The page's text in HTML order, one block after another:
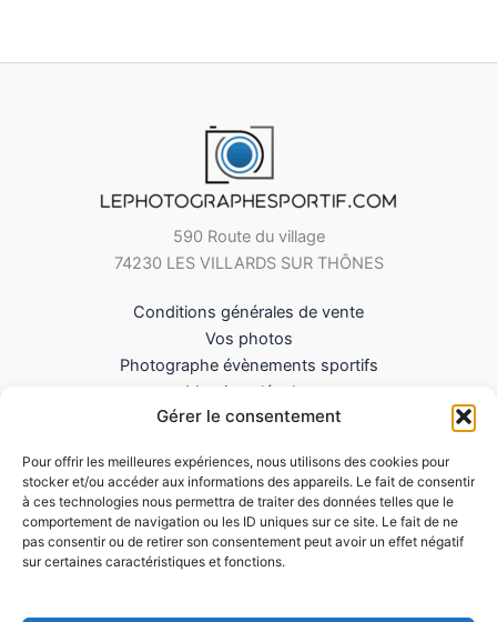
Gérer le consentement
Pour offrir les meilleures expériences, nous utilisons des cookies pour
stocker et/ou accéder aux informations des appareils. Le fait de consentir
à ces technologies nous permettra de traiter des données telles que le
comportement de navigation ou les ID uniques sur ce site. Le fait de ne
pas consentir ou de retirer son consentement peut avoir un effet négatif
sur certaines caractéristiques et fonctions.
590 Route du village
74230 LES VILLARDS SUR THÔNES
Conditions générales de vente
Vos photos
Photographe évènements sportifs
Mentions légales
Mes Téléchargements
Politique de cookies (UE)